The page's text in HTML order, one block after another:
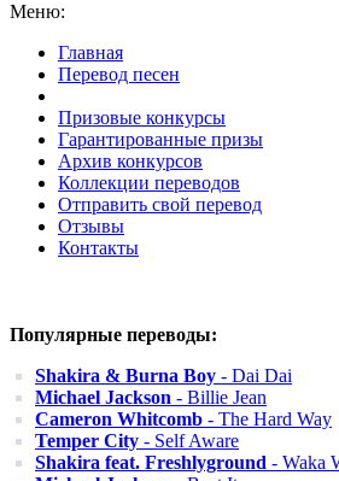
Меню:
Главная
Перевод песен
Призовые конкурсы
Гарантированные призы
Архив конкурсов
Коллекции переводов
Отправить свой перевод
Отзывы
Контакты
Популярные переводы:
Shakira & Burna Boy - Dai Dai
Michael Jackson - Billie Jean
Cameron Whitcomb - The Hard Way
Temper City - Self Aware
Shakira feat. Freshlyground - Waka